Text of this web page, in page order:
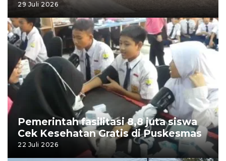
29 Juli 2026
Pemerintah fasilitasi 8,8 juta siswa
Cek Kesehatan Gratis di Puskesmas
22 Juli 2026